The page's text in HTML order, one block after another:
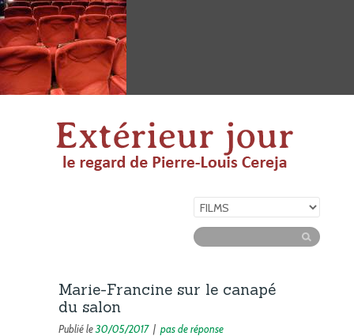
Marie-Francine sur le canapé
du salon
Publié le30/05/2017| pas de réponse